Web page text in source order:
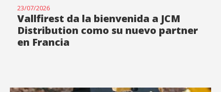
23/07/2026
Vallfirest da la bienvenida a JCM
Distribution como su nuevo partner
en Francia